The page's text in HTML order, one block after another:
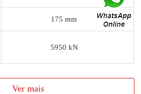
175 mm
5950 kN
Ver mais